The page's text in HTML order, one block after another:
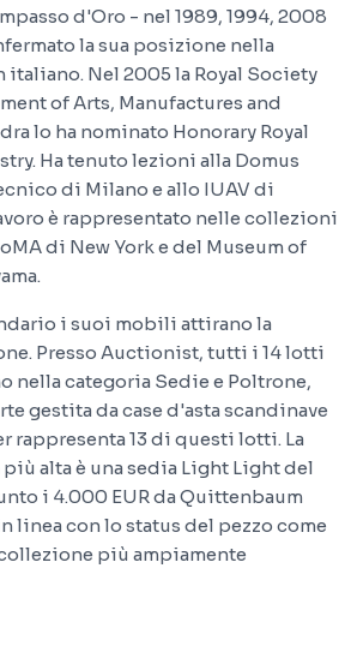
d'Oro - nel 1989, 1994, 2008
la sua posizione nella
Nel 2005 la Royal Society
of Arts, Manufactures and
lo ha nominato Honorary Royal
Ha tenuto lezioni alla Domus
di Milano e allo IUAV di
è rappresentato nelle collezioni
di New York e del Museum of
i suoi mobili attirano la
Presso Auctionist, tutti i 14 lotti
nella categoria Sedie e Poltrone,
gestita da case d'asta scandinave
rappresenta 13 di questi lotti. La
alta è una sedia Light Light del
i 4.000 EUR da Quittenbaum
linea con lo status del pezzo come
più ampiamente